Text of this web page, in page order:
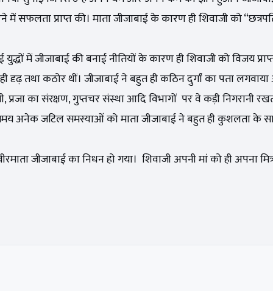
सफलता प्राप्त की। माता जीजाबाई के कारण ही शिवाजी को
में जीजाबाई की बनाई नीतियों के कारण ही शिवाजी को विजय
तथा कठोर थीं। जीजाबाई ने बहुत ही कठिन दुर्गां का पता
का संरक्षण, गुप्तचर संस्था आदि विभागों पर वे कड़ी निगरानी
अनेक जटिल समस्याओं को माता जीजाबाई ने बहुत ही कुशलता के
जीजाबाई का निधन हो गया। शिवाजी अपनी मां को ही अपना